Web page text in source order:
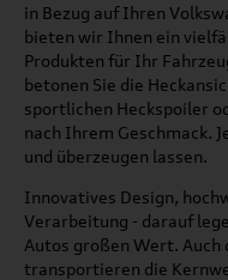
in Bezug auf Ihren
bieten wir Ihnen ein
Produkten für Ihr
betonen Sie die
sportlichen Heckspoiler
nach Ihrem Geschmack.
und überzeugen lassen.
Innovatives Design,
Verarbeitung - darauf
Autos großen Wert. Auch
transportieren die